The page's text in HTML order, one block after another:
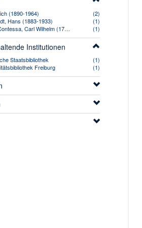
(1890-1964)
(2)
Hans (1883-1933)
(1)
Salice-Contessa, Carl Wilhelm (1777-1825)
(1)
Institutionen
Staatsbibliothek
(1)
Freiburg
(1)